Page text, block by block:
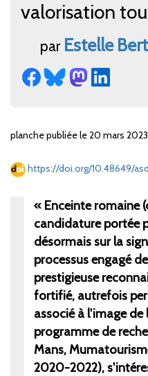
valorisation
par Estelle
planche publiée le 20 mars 2023
https://doi.org/10.48649/
« Enceinte romaine
candidature portée
désormais sur la
processus engagé
prestigieuse
fortifié, autrefois
associé à l'image
programme de
Mans,
2020-2022),